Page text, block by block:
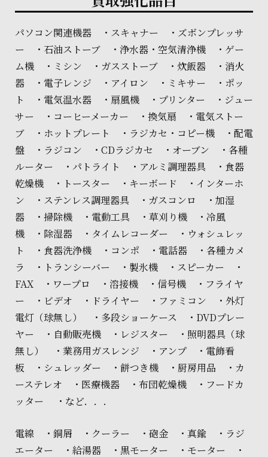
パソコン関連機器 ・スキャナー ・ズボンプレッサ
ー ・石油ストーブ ・浄水器・空気清浄機 ・ゲー
ム機 ・ミシン ・ガスストーブ ・炊飯器 ・消火
器 ・電子レンジ ・アイロン ・ミキサー ・ポッ
ト ・電気温水器 ・扇風機 ・プリンター ・ジュー
サー ・コーヒーメーカー ・換気扇 ・電気ストー
ブ ・ホットプレート ・ラジカセ・コピー機 ・配電
盤 ・ラジコン ・CDラジカセ ・オーブン ・各種
ルーター ・パトライト ・アルミ調理器具 ・食器
乾燥機 ・トースター ・キーボード ・インターホ
ン ・ステンレス調理器具 ・ガスコンロ ・加湿
器 ・掃除機 ・電動工具 ・草刈り機 ・冷風
機 ・除湿器 ・タイムレコーダー ・ウォシュレッ
ト ・食器洗浄機 ・コンポ ・電話器 ・各種カメ
ラ ・トランシーバー ・製氷機 ・スピーカー ・
FAX ・ワープロ ・溶接機 ・信号機 ・フライヤ
ー ・ビデオ ・ドライヤー ・ファミコン ・外灯
電灯（球無し） ・多段ショーケース ・DVDプレー
ヤー ・自動販売機 ・レジスター ・照明器具（球
無し） ・業務用ガスレンジ ・アンプ ・電飾看
板 ・シュレッダー ・餅つき機 ・厨房用品 ・カ
ーステレオ ・医療機器 ・布団乾燥機 ・フードカ
ッター ・など．．．
電線 ・銅屑 ・クーラー ・砲金 ・真鍮 ・ラジ
エーター ・給湯器 ・黒モーター ・モーター ・